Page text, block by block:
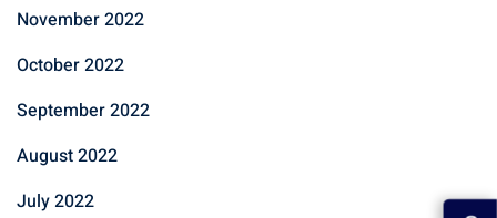
November 2022
October 2022
September 2022
August 2022
July 2022